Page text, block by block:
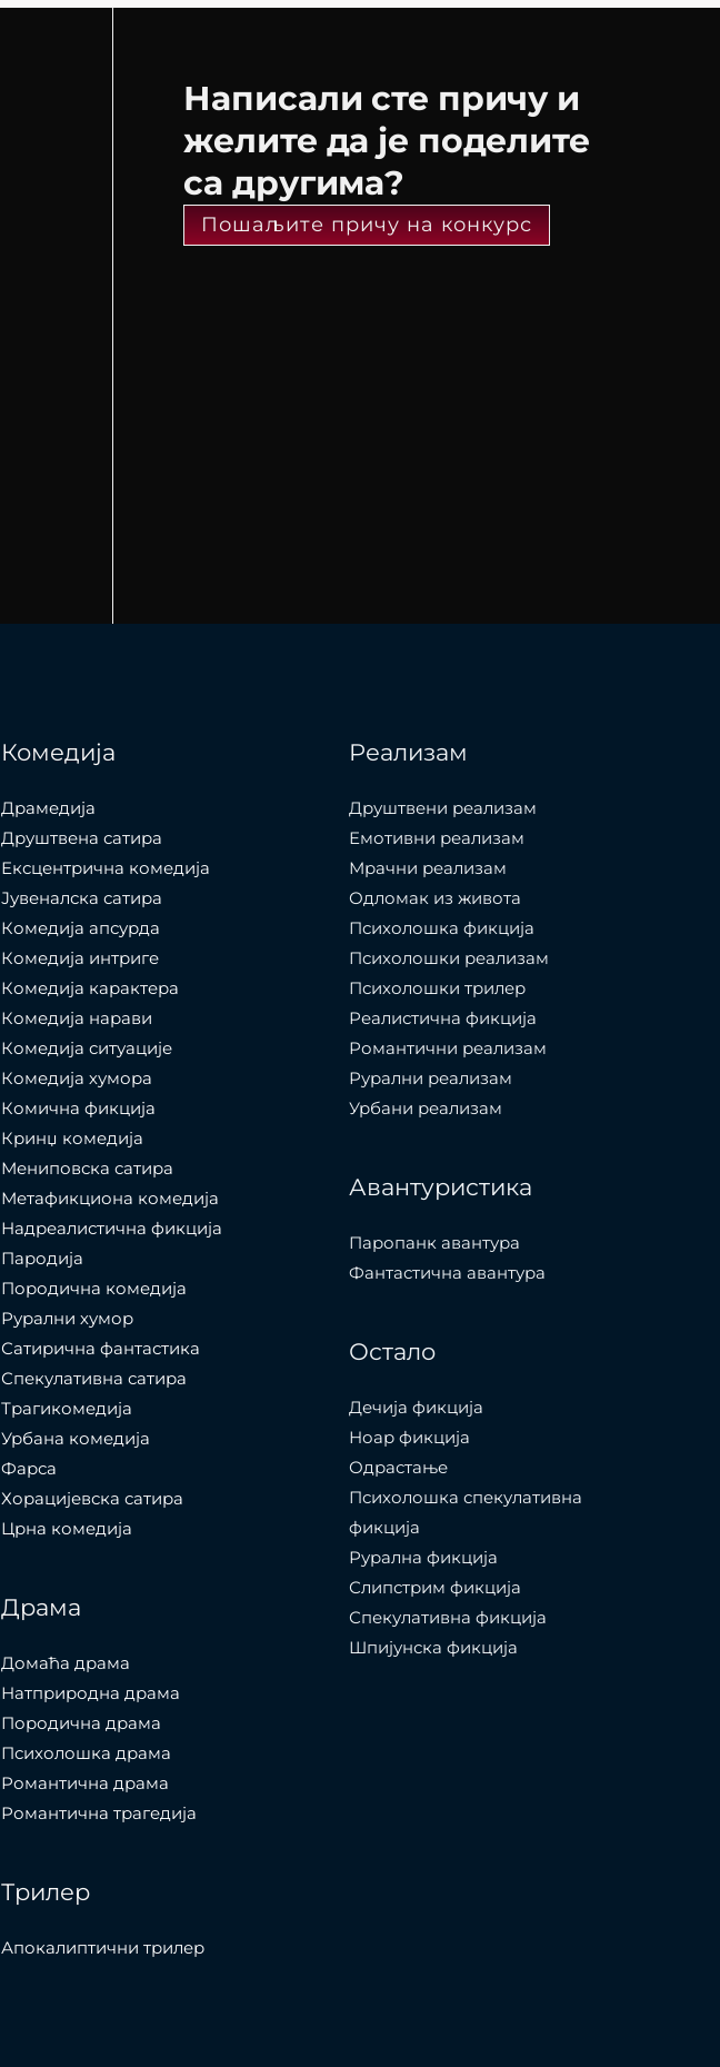
Написали сте причу и
желите да је поделите
са другима?
Пошаљите причу на конкурс
Комедија
Драмедија
Друштвена сатира
Ексцентрична комедија
Јувеналска сатира
Комедија апсурда
Комедија интриге
Комедија карактера
Комедија нарави
Комедија ситуације
Комедија хумора
Комична фикција
Кринџ комедија
Мениповска сатира
Метафикциона комедија
Надреалистична фикција
Пародија
Породична комедија
Рурални хумор
Сатирична фантастика
Спекулативна сатира
Трагикомедија
Урбана комедија
Фарса
Хорацијевска сатира
Црна комедија
Драма
Домаћа драма
Натприродна драма
Породична драма
Психолошка драма
Романтична драма
Романтична трагедија
Трилер
Апокалиптични трилер
Реализам
Друштвени реализам
Емотивни реализам
Мрачни реализам
Одломак из живота
Психолошкa фикција
Психолошки реализам
Психолошки трилер
Реалистична фикција
Романтични реализам
Рурални реализам
Урбани реализам
Авантуристика
Паропанк авантура
Фантастична авантура
Остало
Дечија фикција
Ноар фикција
Одрастање
Психолошка спекулативна
фикција
Рурална фикција
Слипстрим фикција
Спекулативна фикција
Шпијунска фикција